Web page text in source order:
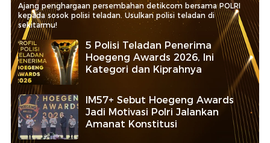
Ajang penghargaan persembahan detikcom bersama POLRI
kepada sosok polisi teladan. Usulkan polisi teladan di
sekitarmu!
5 Polisi Teladan Penerima
Hoegeng Awards 2026, Ini
Kategori dan Kiprahnya
IM57+ Sebut Hoegeng Awards
Jadi Motivasi Polri Jalankan
Amanat Konstitusi